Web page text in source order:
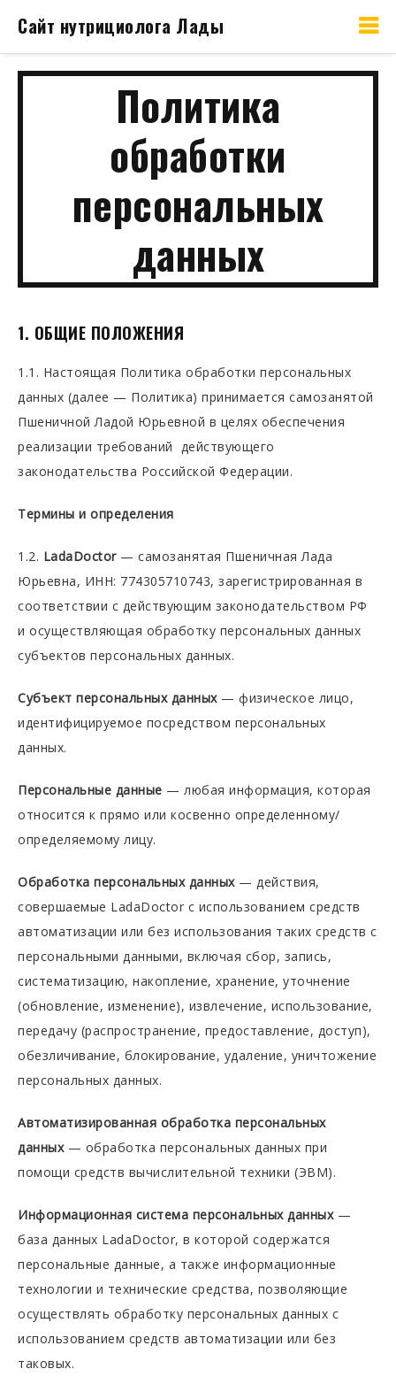
Сайт нутрициолога Лады
Политика
обработки
персональных
данных
1. ОБЩИЕ ПОЛОЖЕНИЯ
1.1. Настоящая Политика обработки персональных
данных (далее — Политика) принимается самозанятой
Пшеничной Ладой Юрьевной в целях обеспечения
реализации требований действующего
законодательства Российской Федерации.
Термины и определения
1.2. LadaDoctor— самозанятая Пшеничная Лада
Юрьевна, ИНН: 774305710743, зарегистрированная в
соответствии с действующим законодательством РФ
и осуществляющая обработку персональных данных
субъектов персональных данных.
Субъект персональных данных— физическое лицо,
идентифицируемое посредством персональных
данных.
Персональные данные — любая информация, которая
относится к прямо или косвенно определенному/
определяемому лицу.
Обработка персональных данных— действия,
совершаемые LadaDoctor с использованием средств
автоматизации или без использования таких средств с
персональными данными, включая сбор, запись,
систематизацию, накопление, хранение, уточнение
(обновление, изменение), извлечение, использование,
передачу (распространение, предоставление, доступ),
обезличивание, блокирование, удаление, уничтожение
персональных данных.
Автоматизированная обработка персональных
данных— обработка персональных данных при
помощи средств вычислительной техники (ЭВМ).
Информационная система персональных данных—
база данных LadaDoctor, в которой содержатся
персональные данные, а также информационные
технологии и технические средства, позволяющие
осуществлять обработку персональных данных с
использованием средств автоматизации или без
таковых.